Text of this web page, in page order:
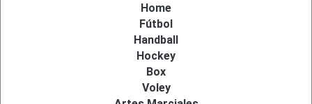
Home
Fútbol
Handball
Hockey
Box
Voley